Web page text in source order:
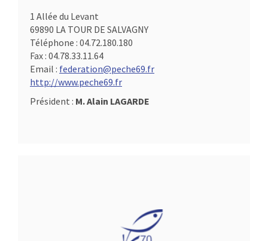
1 Allée du Levant
69890 LA TOUR DE SALVAGNY
Téléphone : 04.72.180.180
Fax : 04.78.33.11.64
Email : federation@peche69.fr
http://www.peche69.fr
Président : M. Alain LAGARDE